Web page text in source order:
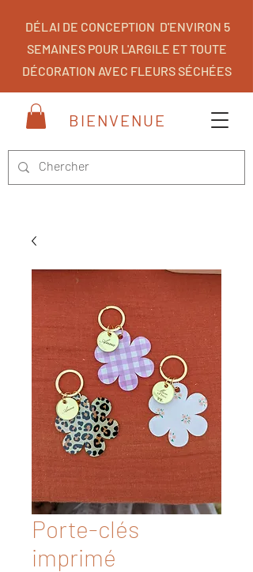
BIENVENUE
DÉLAI DE CONCEPTION D'ENVIRON 5
SEMAINES POUR L'ARGILE ET TOUTE
DÉCORATION AVEC FLEURS SÉCHÉES
Porte-clés
imprimé